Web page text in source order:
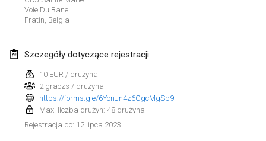
Voie Du Banel
Fratin Belgia
Szczegóły dotyczące rejestracji
10 EUR / drużyna
2 graczs / drużyna
https://forms.gle/6YcnJn4z6CgcMgSb9
Max. liczba drużyn: 48 drużyna
Rejestracja do: 12 lipca 2023
luty 2023
Open Grégorien
4 lut 2023|Francja
SingeliDuppeli
Finlandia